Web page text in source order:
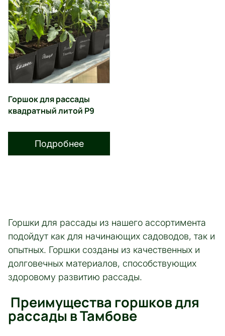
Горшок для рассады
квадратный литой P9
Подробнее
Горшки для рассады из нашего ассортимента
подойдут как для начинающих садоводов, так и
опытных. Горшки созданы из качественных и
долговечных материалов, способствующих
здоровому развитию рассады.
Преимущества горшков для
рассады в Тамбове